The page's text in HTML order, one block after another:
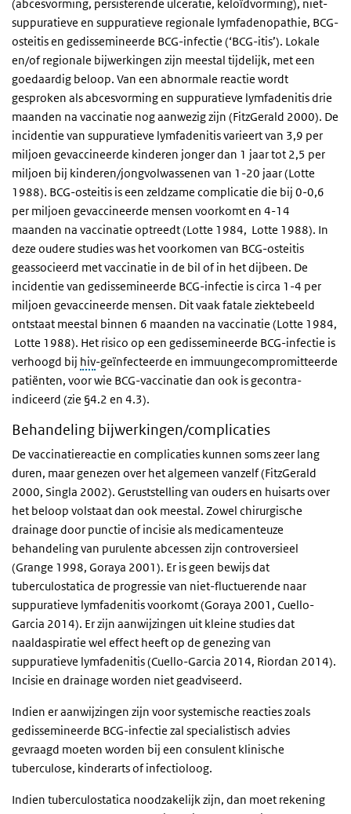
(abcesvorming, persisterende ulceratie, keloïdvorming), niet-
suppuratieve en suppuratieve regionale lymfadenopathie, BCG-
osteitis en gedissemineerde BCG-infectie (‘BCG-itis’). Lokale
en/of regionale bijwerkingen zijn meestal tijdelijk, met een
goedaardig beloop. Van een abnormale reactie wordt
gesproken als abcesvorming en suppuratieve lymfadenitis drie
maanden na vaccinatie nog aanwezig zijn (FitzGerald 2000). De
incidentie van suppuratieve lymfadenitis varieert van 3,9 per
miljoen gevaccineerde kinderen jonger dan 1 jaar tot 2,5 per
miljoen bij kinderen/jongvolwassenen van 1-20 jaar (Lotte
1988). BCG-osteitis is een zeldzame complicatie die bij 0-0,6
per miljoen gevaccineerde mensen voorkomt en 4-14
maanden na vaccinatie optreedt (Lotte 1984, Lotte 1988). In
deze oudere studies was het voorkomen van BCG-osteitis
geassocieerd met vaccinatie in de bil of in het dijbeen. De
incidentie van gedissemineerde BCG-infectie is circa 1-4 per
miljoen gevaccineerde mensen. Dit vaak fatale ziektebeeld
ontstaat meestal binnen 6 maanden na vaccinatie (Lotte 1984,
Lotte 1988). Het risico op een gedissemineerde BCG-infectie is
verhoogd bij hiv-geïnfecteerde en immuungecompromitteerde
patiënten, voor wie BCG-vaccinatie dan ook is gecontra-
indiceerd (zie §4.2 en 4.3).
Behandeling bijwerkingen/complicaties
De vaccinatiereactie en complicaties kunnen soms zeer lang
duren, maar genezen over het algemeen vanzelf (FitzGerald
2000, Singla 2002). Geruststelling van ouders en huisarts over
het beloop volstaat dan ook meestal. Zowel chirurgische
drainage door punctie of incisie als medicamenteuze
behandeling van purulente abcessen zijn controversieel
(Grange 1998, Goraya 2001). Er is geen bewijs dat
tuberculostatica de progressie van niet-fluctuerende naar
suppuratieve lymfadenitis voorkomt (Goraya 2001, Cuello-
Garcia 2014). Er zijn aanwijzingen uit kleine studies dat
naaldaspiratie wel effect heeft op de genezing van
suppuratieve lymfadenitis (Cuello-Garcia 2014, Riordan 2014).
Incisie en drainage worden niet geadviseerd.
Indien er aanwijzingen zijn voor systemische reacties zoals
gedissemineerde BCG-infectie zal specialistisch advies
gevraagd moeten worden bij een consulent klinische
tuberculose, kinderarts of infectioloog.
Indien tuberculostatica noodzakelijk zijn, dan moet rekening